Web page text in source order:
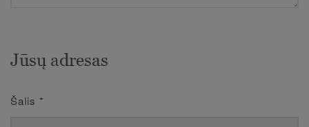
Jūsų adresas
Šalis *